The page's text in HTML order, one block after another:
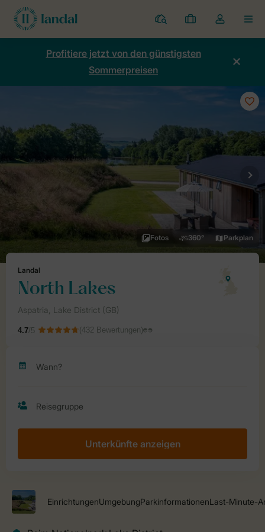
Ferienparks
Meine
Buchungen
Dropdown-
Menü
Kontos
Profitiere jetzt von den günstigsten
Sommerpreisen
Unterkünfte anzeigen